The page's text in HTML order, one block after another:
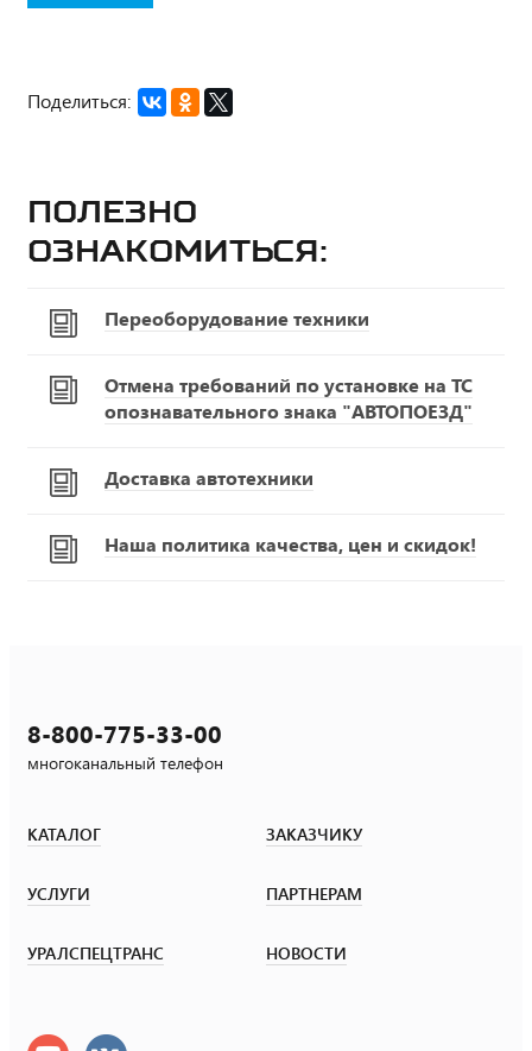
Поделиться:
Полезно
ознакомиться:
Переоборудование техники
Отмена требований по установке на ТС
опознавательного знака "АВТОПОЕЗД"
Доставка автотехники
Наша политика качества, цен и скидок!
8-800-775-33-00
многоканальный телефон
КАТАЛОГ ЗАКАЗЧИКУ
УСЛУГИ ПАРТНЕРАМ
УРАЛСПЕЦТРАНС НОВОСТИ